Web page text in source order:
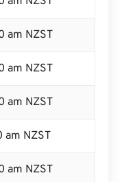
am NZST
am NZST
am NZST
am NZST
am NZST